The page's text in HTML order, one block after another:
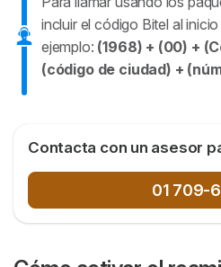
incluir el código Bitel al
ejemplo: (1968) + (00) +
(código de ciudad) +
Contacta con un asesor
01 709-